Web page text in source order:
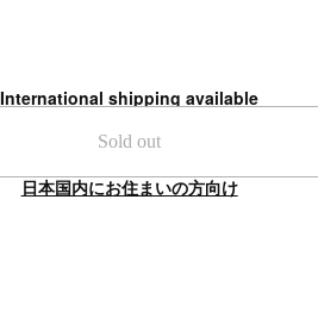
International shipping available
Sold out
日本国内にお住まいの方向け